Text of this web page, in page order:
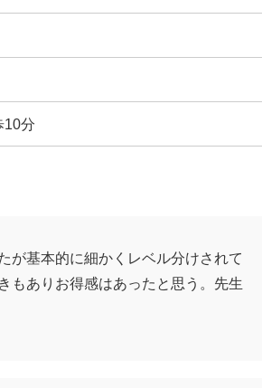
10分
が基本的に細かくレベル分けされて
もありお得感はあったと思う。先生